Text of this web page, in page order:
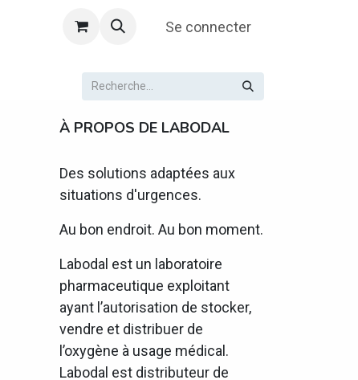
Se connecter
À PROPOS DE LABODAL
Des solutions adaptées aux
situations d'urgences.
Au bon endroit. Au bon moment.
Labodal est un laboratoire
pharmaceutique exploitant
ayant l’autorisation de stocker,
vendre et distribuer de
l’oxygène à usage médical.
Labodal est distributeur de